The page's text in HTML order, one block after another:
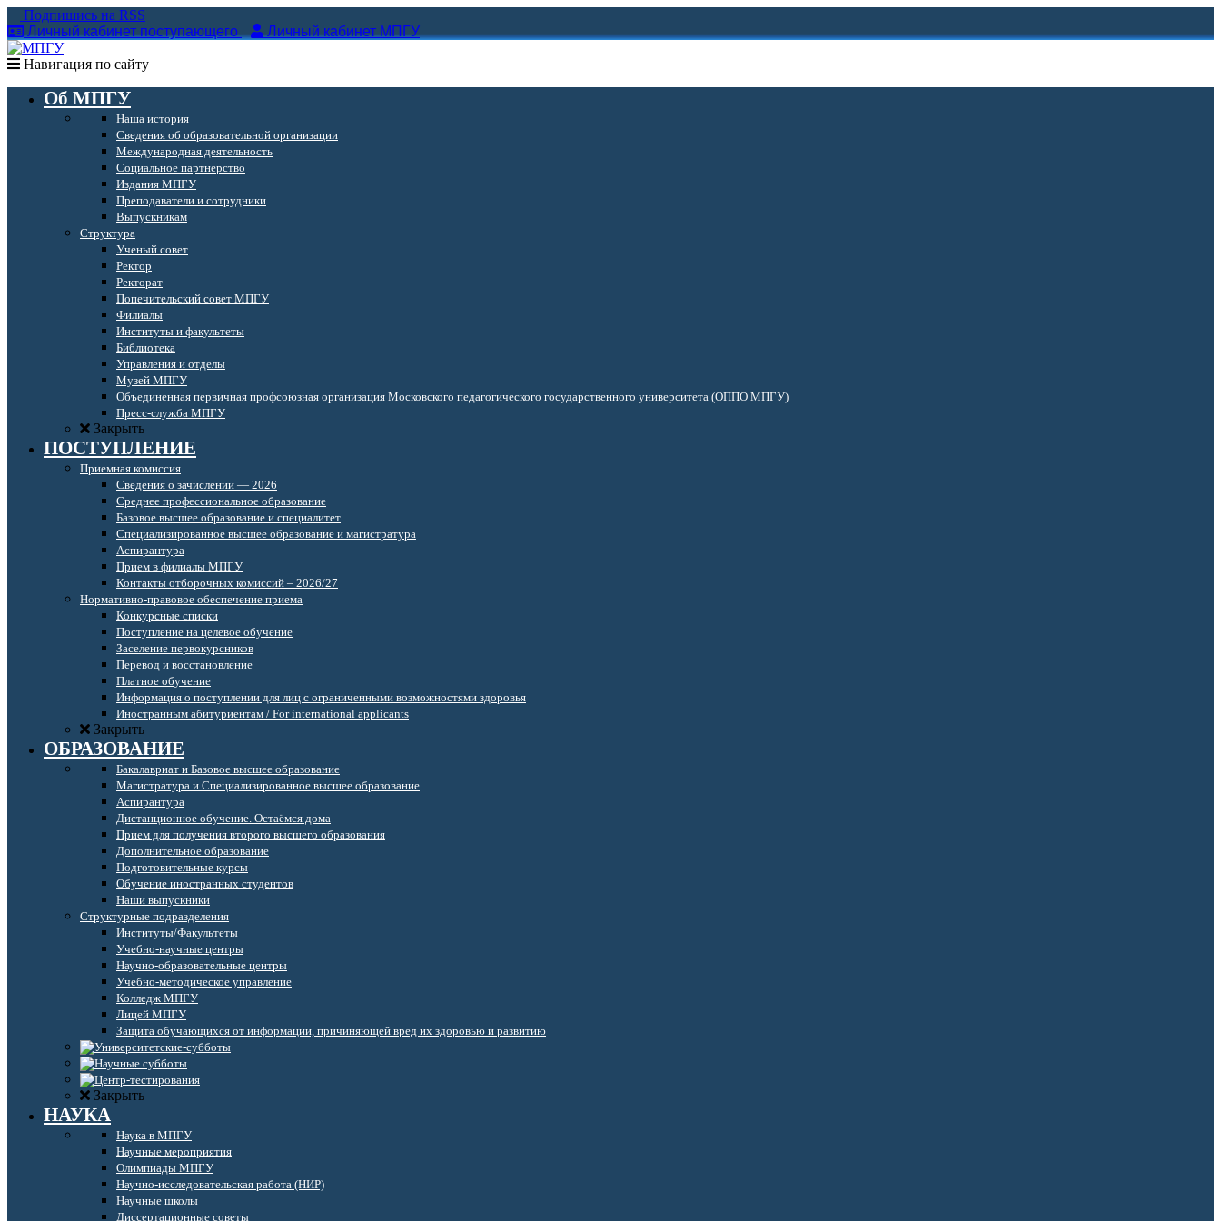
Подпишись на RSS
Личный кабинет поступающего
Личный кабинет МПГУ
Навигация по сайту
Об МПГУ
Наша история
Сведения об образовательной организации
Международная деятельность
Социальное партнерство
Издания МПГУ
Преподаватели и сотрудники
Выпускникам
Структура
Ученый совет
Ректор
Ректорат
Попечительский совет МПГУ
Филиалы
Институты и факультеты
Библиотека
Управления и отделы
Музей МПГУ
Объединенная первичная профсоюзная организация Московского педагогического государственного университета (ОППО МПГУ)
Пресс-служба МПГУ
Закрыть
ПОСТУПЛЕНИЕ
Приемная комиссия
Сведения о зачислении — 2026
Среднее профессиональное образование
Базовое высшее образование и специалитет
Специализированное высшее образование и магистратура
Аспирантура
Прием в филиалы МПГУ
Контакты отборочных комиссий – 2026/27
Нормативно-правовое обеспечение приема
Конкурсные списки
Поступление на целевое обучение
Заселение первокурсников
Перевод и восстановление
Платное обучение
Информация о поступлении для лиц с ограниченными возможностями здоровья
Иностранным абитуриентам / For international applicants
Закрыть
ОБРАЗОВАНИЕ
Бакалавриат и Базовое высшее образование
Магистратура и Специализированное высшее образование
Аспирантура
Дистанционное обучение. Остаёмся дома
Прием для получения второго высшего образования
Дополнительное образование
Подготовительные курсы
Обучение иностранных студентов
Наши выпускники
Структурные подразделения
Институты/Факультеты
Учебно-научные центры
Научно-образовательные центры
Учебно-методическое управление
Колледж МПГУ
Лицей МПГУ
Защита обучающихся от информации, причиняющей вред их здоровью и развитию
Закрыть
НАУКА
Наука в МПГУ
Научные мероприятия
Олимпиады МПГУ
Научно-исследовательская работа (НИР)
Научные школы
Диссертационные советы